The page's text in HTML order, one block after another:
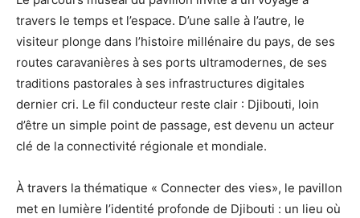
travers le temps et l’espace. D’une salle à l’autre, le
visiteur plonge dans l’histoire millénaire du pays, de ses
routes caravanières à ses ports ultramodernes, de ses
traditions pastorales à ses infrastructures digitales
dernier cri. Le fil conducteur reste clair : Djibouti, loin
d’être un simple point de passage, est devenu un acteur
clé de la connectivité régionale et mondiale.
À travers la thématique « Connecter des vies», le pavillon
met en lumière l’identité profonde de Djibouti : un lieu où